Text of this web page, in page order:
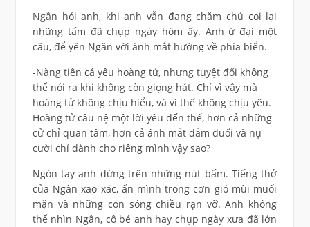
Ngân hỏi anh, khi anh vẫn đang chăm chú coi lại
những tấm đã chụp ngày hôm ấy. Anh ừ đại một
câu, để yên Ngân với ánh mắt hướng về phía biển.
-Nàng tiên cá yêu hoàng tử, nhưng tuyệt đối không
thể nói ra khi không còn giọng hát. Chỉ vì vậy mà
hoàng tử không chịu hiểu, và vì thế không chịu yêu.
Hoàng tử câu nệ một lời yêu đến thế, hơn cả những
cử chỉ quan tâm, hơn cả ánh mắt đắm đuối và nụ
cười chỉ dành cho riêng mình vậy sao?
Ngón tay anh dừng trên những nút bấm. Tiếng thở
của Ngân xao xác, ẩn mình trong cơn gió mùi muối
mặn và những con sóng chiều rạn vỡ. Anh không
thể nhìn Ngân, cô bé anh hay chụp ngày xưa đã lớn